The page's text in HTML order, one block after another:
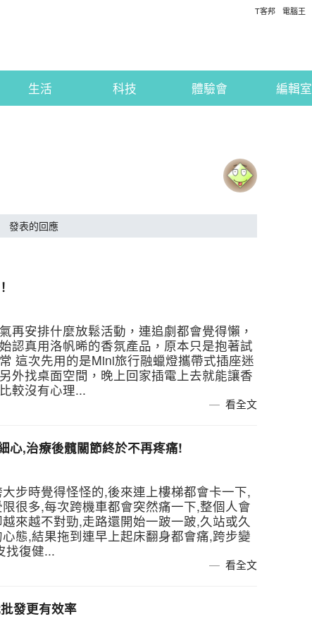
T客邦 電腦王
生活 科技 體驗會 編輯室
發表的回應
再安排什麼放鬆活動，連追劇都會覺得懶，
認真用洛帆晞的香氛產品，原本只是抱著試
這次先用的是Mini旅行融蠟燈攜帶式插座迷
外找桌面空間，晚上回家插電上去就能讓香
較沒有心理...
看全文
心,治療後髖關節終於不再疼痛!
步時覺得怪怪的,後來連上樓梯都會卡一下,
很多,每次跨機車都會突然痛一下,整個人會
來越不對勁,走路還開始一跛一跛,久站或久
態,結果拖到連早上起床翻身都會痛,跨步變
找復健...
看全文
發更有效率